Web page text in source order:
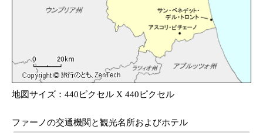
地図サイズ：440ピクセル X 440ピクセル
ファーノの交通機関と観光名所およびホテル